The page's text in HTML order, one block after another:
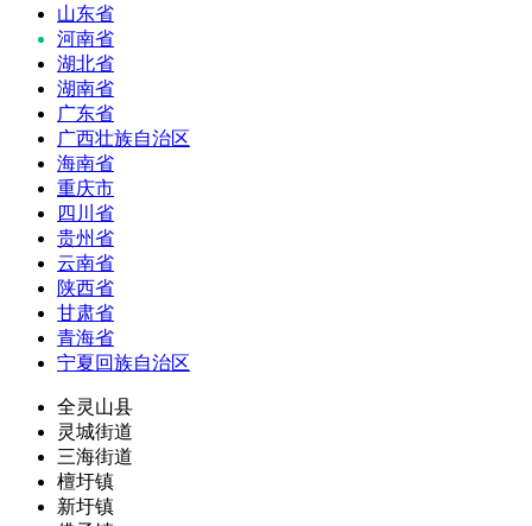
山东省
河南省
湖北省
湖南省
广东省
广西壮族自治区
海南省
重庆市
四川省
贵州省
云南省
陕西省
甘肃省
青海省
宁夏回族自治区
全灵山县
灵城街道
三海街道
檀圩镇
新圩镇